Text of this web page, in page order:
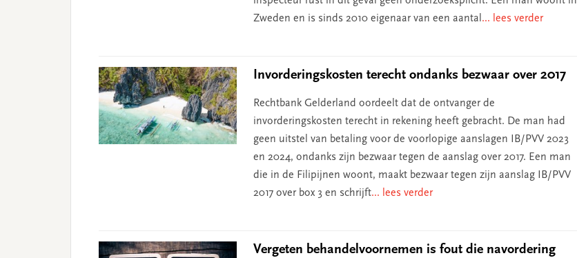
Zweden en is sinds 2010 eigenaar van een aantal... lees verder
Invorderingskosten terecht ondanks bezwaar over 2017
Rechtbank Gelderland oordeelt dat de ontvanger de
invorderingskosten terecht in rekening heeft gebracht. De man had
geen uitstel van betaling voor de voorlopige aanslagen IB/PVV 2023
en 2024, ondanks zijn bezwaar tegen de aanslag over 2017. Een man
die in de Filipijnen woont, maakt bezwaar tegen zijn aanslag IB/PVV
2017 over box 3 en schrijft... lees verder
Vergeten behandelvoornemen is fout die navordering